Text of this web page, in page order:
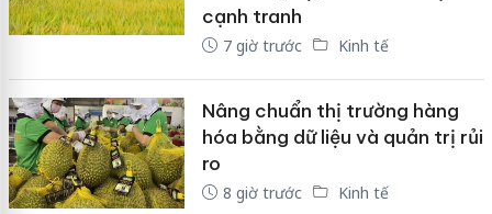
cạnh tranh
7 giờ trước Kinh tế
Nâng chuẩn thị trường hàng
hóa bằng dữ liệu và quản trị rủi
ro
8 giờ trước Kinh tế